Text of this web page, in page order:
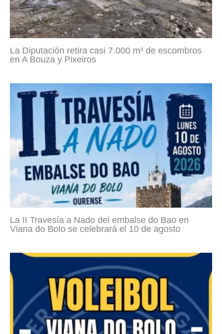
La Diputación retira casi 7.000 m³ de escombros
en A Bouza y Pixeiros
La II Travesía a Nado del embalse do Bao en
Viana do Bolo se celebrará el 10 de agosto